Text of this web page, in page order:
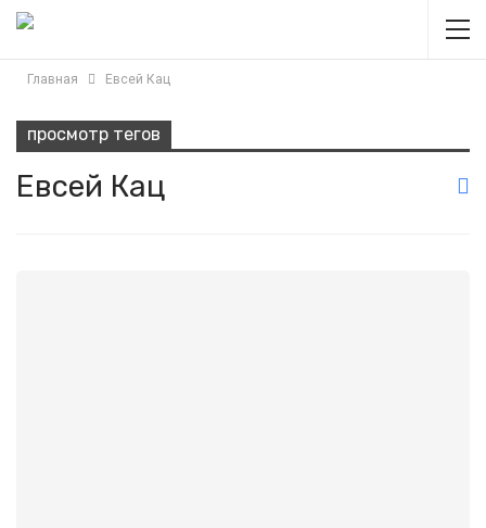
Главная Евсей Кац
просмотр тегов
Евсей Кац